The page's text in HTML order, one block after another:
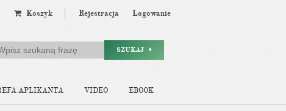
Koszyk Rejestracja Logowanie
SZUKAJ
APLIKANTA VIDEO EBOOK